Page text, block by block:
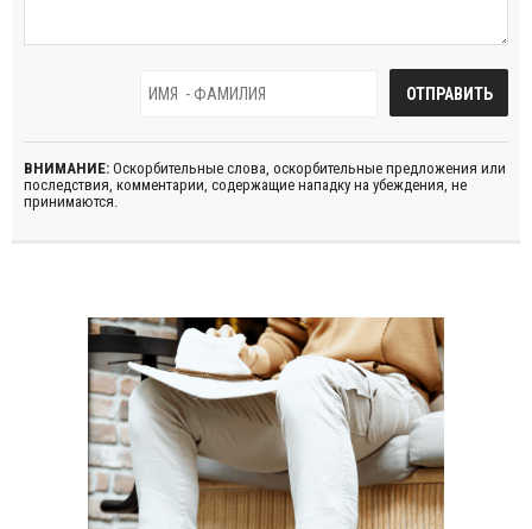
ВНИМАНИЕ: Оскорбительные слова, оскорбительные предложения или
последствия, комментарии, содержащие нападку на убеждения, не
принимаются.